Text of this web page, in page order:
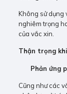
Không sử dụng
nghiêm trọng
của vắc xin.
Thận trọng
Phản ứng
Cũng như các